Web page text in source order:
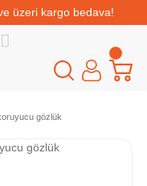
üzeri kargo bedava!
gözlük